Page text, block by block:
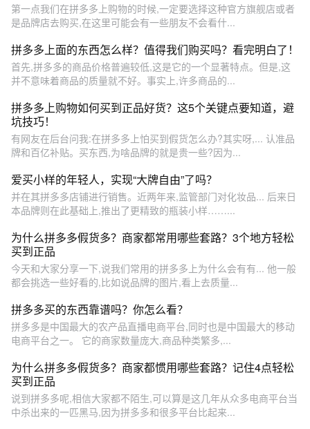
第一点我们在拼多多上购物的时候,一定要选择这种官方旗舰店或者
是品牌店去购买,在这里可能会有一些朋友不会看什...
拼多多上面的东西怎么样？值得我们购买吗？看完明白了！
首先,拼多多的商品价格普遍较低,这是它的一个显著特点。但是,这
并不意味着商品的质量就不好。事实上,许多商品的...
拼多多上购物如何买到正品好货？这5个关键点要知道，避
坑技巧！
有网友在后台问我:在拼多多上怕买到假货怎么办?其实呀,... 认准品
牌和百亿补贴。买东西,为啥品牌的就是贵一些?因为...
爱买小样的年轻人，实现“大牌自由”了吗？
并在其拼多多店铺进行销售。近两年来,监管部门对化妆品... 后来日
本品牌则在此基础上,推出了更精致的瓶装小样……...
为什么拼多多假货多？商家都常用哪些套路？3个地方轻松
买到正品
今天和大家分享一下,说我们常用的拼多多上为什么会有有... 他一般
都会挑选一些好看的,比如说品牌的图片,看上去质量...
拼多多买的东西靠谱吗？你怎么看？
拼多多是中国最大的农产品直播电商平台,同时也是中国最大的移动
电商平台之一。 它的商家数量庞大,商品种类繁多,...
为什么拼多多假货多？商家都惯用哪些套路？记住4点轻松
买到正品
说到拼多多呢,相信大家都不陌生,可以算是这几年从众多电商平台当
中杀出来的一匹黑马,因为拼多多和很多平台比起来...